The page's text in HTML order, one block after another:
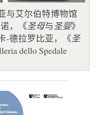
与艾尔伯特博物馆
，《圣母与圣婴》
-德拉罗比亚，《圣
dello Spedale